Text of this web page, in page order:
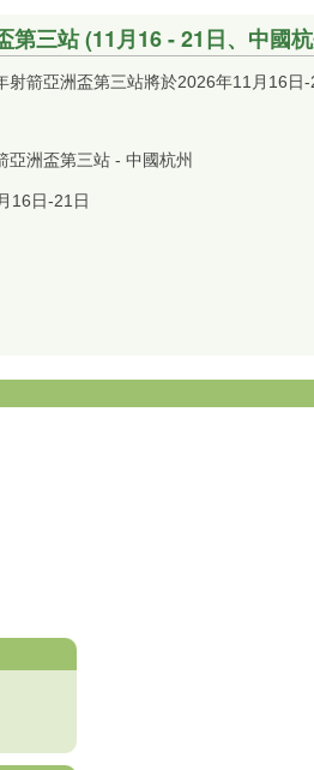
第三站 (11月16 - 21日、中國
射箭亞洲盃第三站將於2026年11月16日
亞洲盃第三站 - 中國杭州
16日-21日